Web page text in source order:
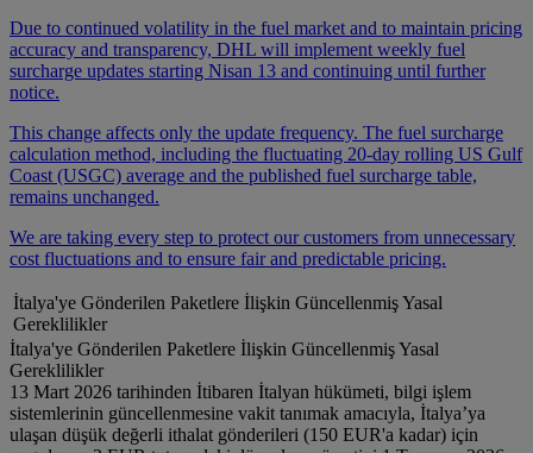
Due to continued volatility in the fuel market and to maintain pricing
accuracy and transparency, DHL will implement weekly fuel
surcharge updates starting Nisan 13 and continuing until further
notice.
This change affects only the update frequency. The fuel surcharge
calculation method, including the fluctuating 20-day rolling US Gulf
Coast (USGC) average and the published fuel surcharge table,
remains unchanged.
We are taking every step to protect our customers from unnecessary
cost fluctuations and to ensure fair and predictable pricing.
İtalya'ye Gönderilen Paketlere İlişkin Güncellenmiş Yasal
Gereklilikler
İtalya'ye Gönderilen Paketlere İlişkin Güncellenmiş Yasal
Gereklilikler
13 Mart 2026 tarihinden İtibaren İtalyan hükümeti, bilgi işlem
sistemlerinin güncellenmesine vakit tanımak amacıyla, İtalya’ya
ulaşan düşük değerli ithalat gönderileri (150 EUR'a kadar) için